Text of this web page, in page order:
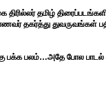
திரில்லர் தமிழ்
தகர்த்து துவருவங்கள்
பக்க பலம்…அதே போல